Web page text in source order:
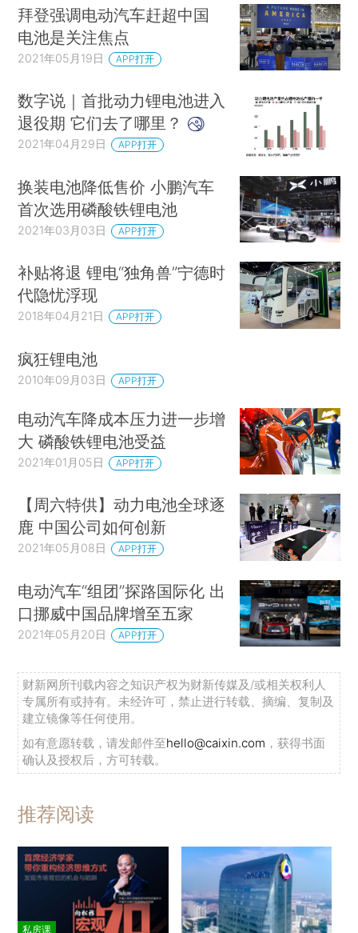
拜登强调电动汽车赶超中国
电池是关注焦点
2021年05月19日 APP打开
数字说｜首批动力锂电池进入
退役期 它们去了哪里？
2021年04月29日 APP打开
换装电池降低售价 小鹏汽车
首次选用磷酸铁锂电池
2021年03月03日 APP打开
补贴将退 锂电“独角兽”宁德时
代隐忧浮现
2018年04月21日 APP打开
疯狂锂电池
2010年09月03日 APP打开
电动汽车降成本压力进一步增
大 磷酸铁锂电池受益
2021年01月05日 APP打开
【周六特供】动力电池全球逐
鹿 中国公司如何创新
2021年05月08日 APP打开
电动汽车“组团”探路国际化 出
口挪威中国品牌增至五家
2021年05月20日 APP打开
财新网所刊载内容之知识产权为财新传媒及/或相关权利人
专属所有或持有。未经许可，禁止进行转载、摘编、复制及
建立镜像等任何使用。
如有意愿转载，请发邮件至hello@caixin.com ，获得书面
确认及授权后，方可转载。
推荐阅读
私房课